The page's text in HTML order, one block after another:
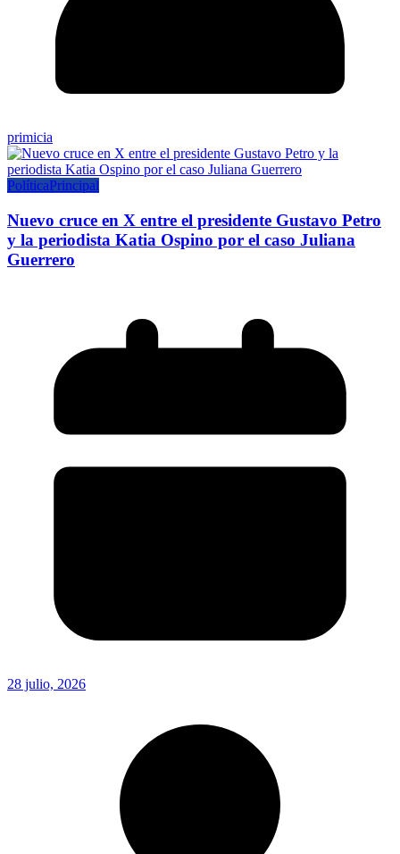
primicia
PolíticaPrincipal
Nuevo cruce en X entre el presidente Gustavo Petro
y la periodista Katia Ospino por el caso Juliana
Guerrero
28 julio, 2026